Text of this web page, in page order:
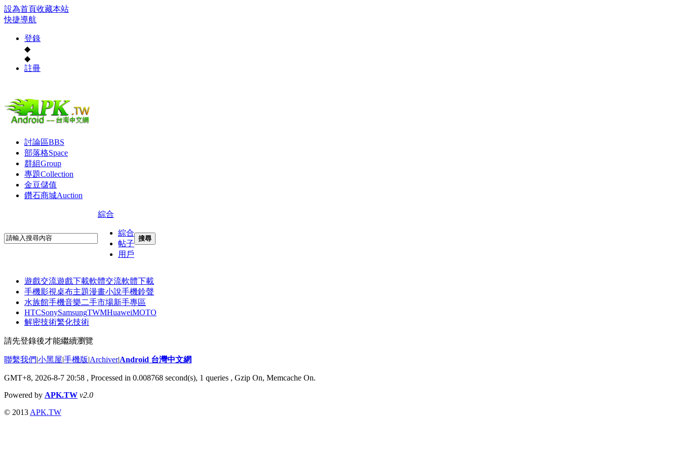
設為首頁收藏本站
快捷導航
登錄
◆
◆
註冊
討論區BBS
部落格Space
群組Group
專題Collection
金豆儲值
鑽石商城Auction
綜合
綜合
帖子
用戶
搜尋
遊戲交流遊戲下載軟體交流軟體下載
手機影視桌布主題漫畫小說手機鈴聲
水族館手機音樂二手市場新手專區
HTCSonySamsungTWMHuaweiMOTO
解密技術繁化技術
請先登錄後才能繼續瀏覽
聯繫我們|小黑屋|手機版|Archiver|Android 台灣中文網
GMT+8, 2026-8-7 20:58 , Processed in 0.008768 second(s), 1 queries , Gzip On, Memcache On.
Powered by APK.TW v2.0
© 2013 APK.TW